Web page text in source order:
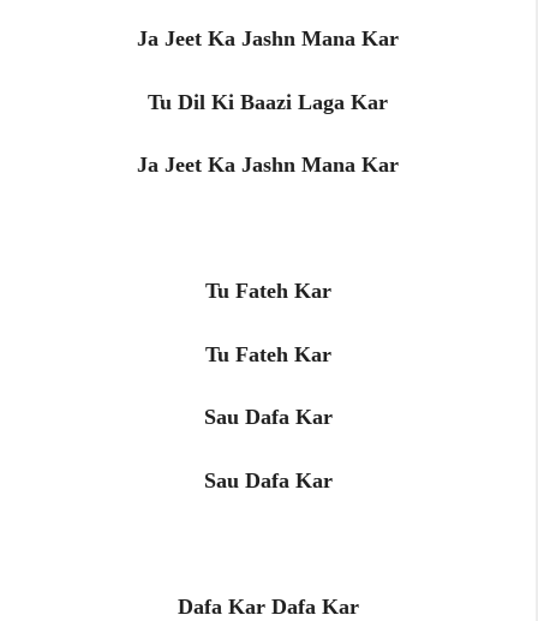
Ja Jeet Ka Jashn Mana Kar
Tu Dil Ki Baazi Laga Kar
Ja Jeet Ka Jashn Mana Kar
Tu Fateh Kar
Tu Fateh Kar
Sau Dafa Kar
Sau Dafa Kar
Dafa Kar Dafa Kar